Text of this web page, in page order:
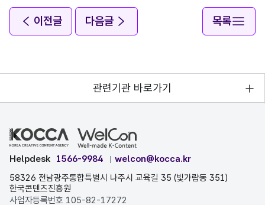
이전글 다음글 목록
관련기관 바로가기
Helpdesk 1566-9984
welcon@kocca.kr
58326 전남광주통합특별시 나주시 교육길 35 (빛가람동 351)
한국콘텐츠진흥원
사업자등록번호 105-82-17272